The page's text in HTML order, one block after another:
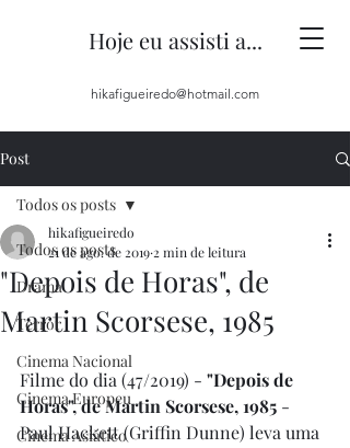
Hoje eu assisti a...
hikafigueiredo@hotmail.com
Post
Todos os posts
Drama
Terror
Cinema Nacional
Cinema Europeu
Cinema Asiático
Todos os posts
"Depois de Horas", de
Martin Scorsese, 1985
hikafigueiredo
21 de ago. de 2019 2 min de leitura
Filme do dia (47/2019) - "Depois de
Horas", de Martin Scorsese, 1985 -
Paul Hackett (Griffin Dunne) leva uma